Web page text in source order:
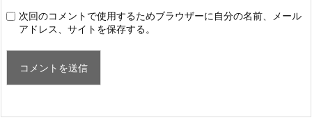
次回のコメントで使用するためブラウザーに自分の名前、メール
アドレス、サイトを保存する。